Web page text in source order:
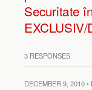
Securitate
EXCLUSIV/
3 RESPONSES
DECEMBER 9, 2010 •